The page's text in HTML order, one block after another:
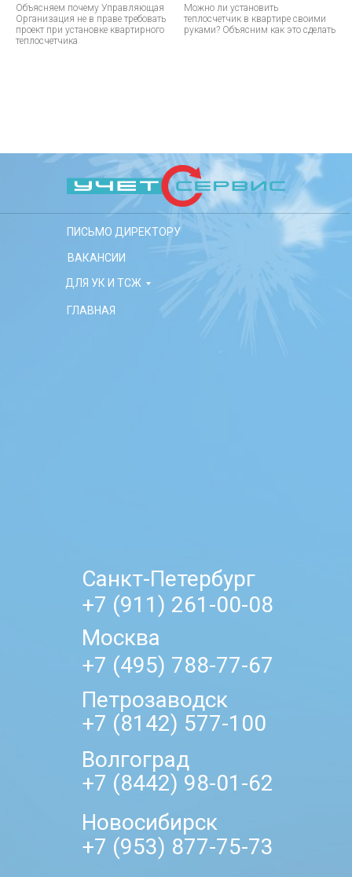
Объясняем почему Управляющая
Организация не в праве требовать
проект при установке квартирного
теплосчетчика
Можно ли установить
теплосчетчик в квартире своими
руками? Объясним как это сделать
ГЛАВНАЯ
ДЛЯ УК И ТСЖ
ВАКАНСИИ
+7 (911) 261-00-08
Санкт-Петербург
+7 (495) 788-77-67
Москва
+7 (8142) 577-100
Петрозаводск
+7 (8442) 98-01-62
Волгоград
+7 (953) 877-75-73
Новосибирск
ПИСЬМО ДИРЕКТОРУ